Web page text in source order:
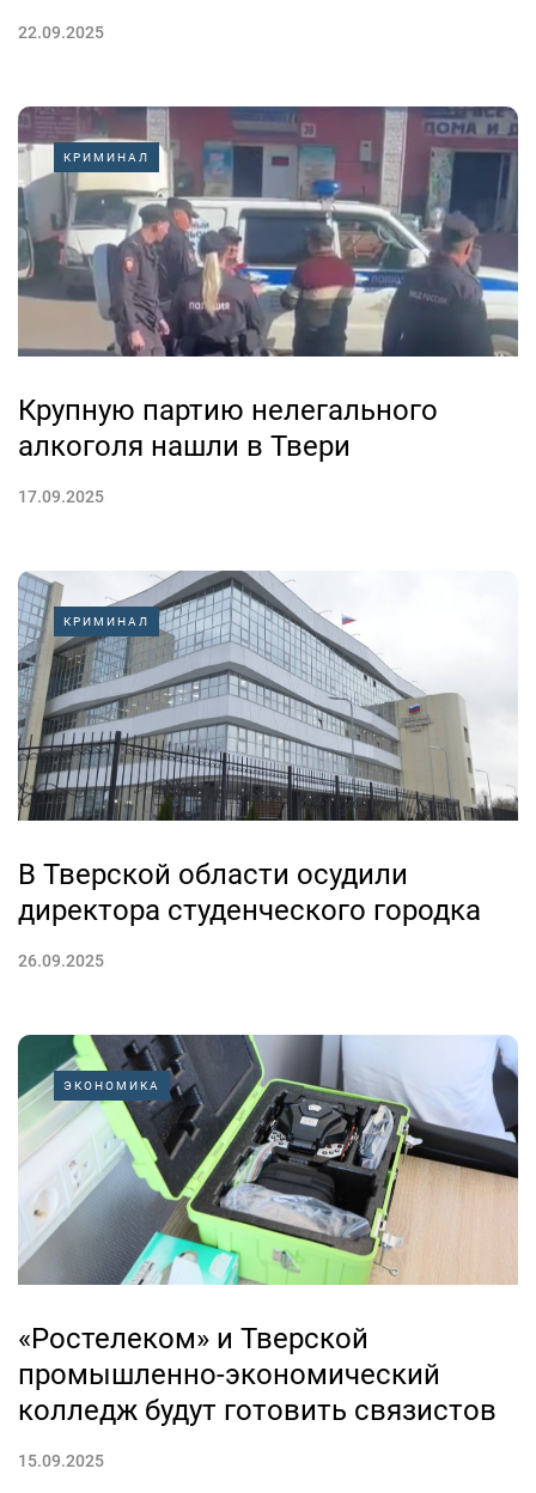
22.09.2025
КРИМИНАЛ
Крупную партию нелегального
алкоголя нашли в Твери
17.09.2025
КРИМИНАЛ
В Тверской области осудили
директора студенческого городка
26.09.2025
ЭКОНОМИКА
«Ростелеком» и Тверской
промышленно-экономический
колледж будут готовить связистов
15.09.2025